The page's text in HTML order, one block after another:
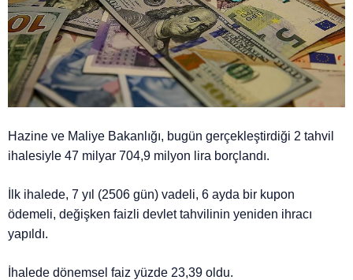
Hazine ve Maliye Bakanlığı, bugün gerçekleştirdiği 2 tahvil
ihalesiyle 47 milyar 704,9 milyon lira borçlandı.
İlk ihalede, 7 yıl (2506 gün) vadeli, 6 ayda bir kupon
ödemeli, değişken faizli devlet tahvilinin yeniden ihracı
yapıldı.
İhalede dönemsel faiz yüzde 23,39 oldu.